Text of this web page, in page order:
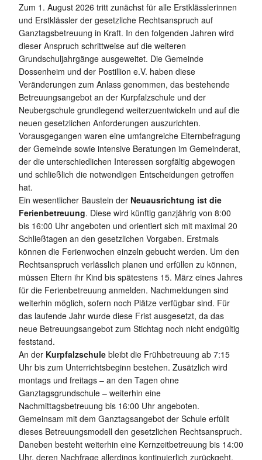
Zum 1. August 2026 tritt zunächst für alle Erstklässlerinnen
und Erstklässler der gesetzliche Rechtsanspruch auf
Ganztagsbetreuung in Kraft. In den folgenden Jahren wird
dieser Anspruch schrittweise auf die weiteren
Grundschuljahrgänge ausgeweitet. Die Gemeinde
Dossenheim und der Postillion e.V. haben diese
Veränderungen zum Anlass genommen, das bestehende
Betreuungsangebot an der Kurpfalzschule und der
Neubergschule grundlegend weiterzuentwickeln und auf die
neuen gesetzlichen Anforderungen auszurichten.
Vorausgegangen waren eine umfangreiche Elternbefragung
der Gemeinde sowie intensive Beratungen im Gemeinderat,
der die unterschiedlichen Interessen sorgfältig abgewogen
und schließlich die notwendigen Entscheidungen getroffen
hat.
Ein wesentlicher Baustein der Neuausrichtung ist die
Ferienbetreuung. Diese wird künftig ganzjährig von 8:00
bis 16:00 Uhr angeboten und orientiert sich mit maximal 20
Schließtagen an den gesetzlichen Vorgaben. Erstmals
können die Ferienwochen einzeln gebucht werden. Um den
Rechtsanspruch verlässlich planen und erfüllen zu können,
müssen Eltern ihr Kind bis spätestens 15. März eines Jahres
für die Ferienbetreuung anmelden. Nachmeldungen sind
weiterhin möglich, sofern noch Plätze verfügbar sind. Für
das laufende Jahr wurde diese Frist ausgesetzt, da das
neue Betreuungsangebot zum Stichtag noch nicht endgültig
feststand.
An der Kurpfalzschule bleibt die Frühbetreuung ab 7:15
Uhr bis zum Unterrichtsbeginn bestehen. Zusätzlich wird
montags und freitags – an den Tagen ohne
Ganztagsgrundschule – weiterhin eine
Nachmittagsbetreuung bis 16:00 Uhr angeboten.
Gemeinsam mit dem Ganztagsangebot der Schule erfüllt
dieses Betreuungsmodell den gesetzlichen Rechtsanspruch.
Daneben besteht weiterhin eine Kernzeitbetreuung bis 14:00
Uhr, deren Nachfrage allerdings kontinuierlich zurückgeht.